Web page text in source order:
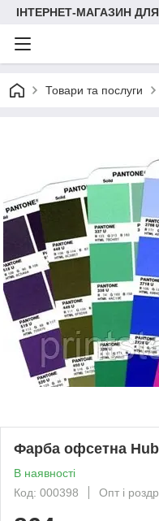
ІНТЕРНЕТ-МАГАЗИН ДЛЯ
Товари та послуги
Фарба офсетна
В наявності
Код: 000398
Опт і